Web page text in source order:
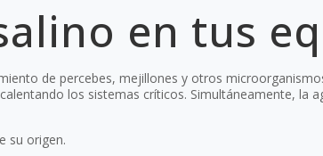
en tus
de percebes, mejillones y otros
los sistemas críticos. Simultáneamente, la
su origen.